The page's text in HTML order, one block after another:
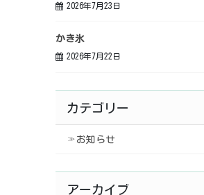
2026年7月23日
かき氷
2026年7月22日
カテゴリー
お知らせ
アーカイブ